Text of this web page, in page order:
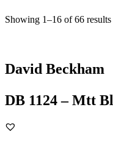
Showing 1–16 of 66 results
David Beckham
DB 1124 – Mtt